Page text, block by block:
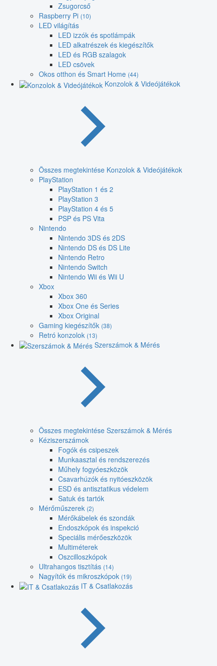
Zsugorcső
Raspberry Pi (10)
LED világítás
LED izzók és spotlámpák
LED alkatrészek és kiegészítők
LED és RGB szalagok
LED csövek
Okos otthon és Smart Home (44)
Konzolok & Videójátékok
Összes megtekintése Konzolok & Videójátékok
PlayStation
PlayStation 1 és 2
PlayStation 3
PlayStation 4 és 5
PSP és PS Vita
Nintendo
Nintendo 3DS és 2DS
Nintendo DS és DS Lite
Nintendo Retro
Nintendo Switch
Nintendo Wii és Wii U
Xbox
Xbox 360
Xbox One és Series
Xbox Original
Gaming kiegészítők (38)
Retró konzolok (13)
Szerszámok & Mérés
Összes megtekintése Szerszámok & Mérés
Kéziszerszámok
Fogók és csipeszek
Munkaasztal és rendszerezés
Műhely fogyóeszközök
Csavarhúzók és nyitóeszközök
ESD és antisztatikus védelem
Satuk és tartók
Mérőműszerek (2)
Mérőkábelek és szondák
Endoszkópok és inspekció
Speciális mérőeszközök
Multiméterek
Oszcilloszkópok
Ultrahangos tisztítás (14)
Nagyítók és mikroszkópok (19)
IT & Csatlakozás